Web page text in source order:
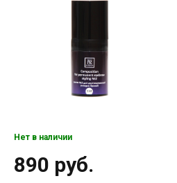
Нет в наличии
890 руб.